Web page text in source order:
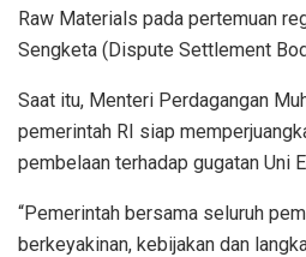
Raw Materials pada pertemuan
Sengketa (Dispute Settlement
Saat itu, Menteri Perdagangan
pemerintah RI siap
pembelaan terhadap gugatan Uni
“Pemerintah bersama seluruh
berkeyakinan, kebijakan dan